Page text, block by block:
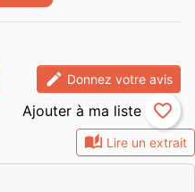
auto_stories Lire un extrait
edit Donnez votre avis
favorite_border